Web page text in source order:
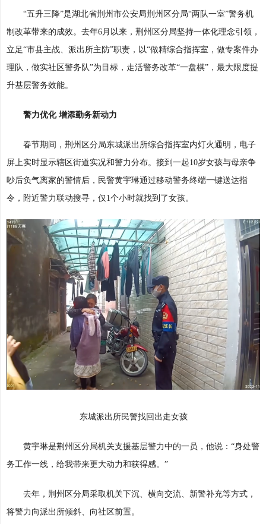
“五升三降”是湖北省荆州市公安局荆州区分局“两队一室”警务机
制改革带来的成效。去年6月以来，荆州区分局坚持一体化理念引领，
立足“市县主战、派出所主防”职责，以“做精综合指挥室，做专案件办
理队，做实社区警务队”为目标，走活警务改革“一盘棋”，最大限度提
升基层警务效能。
警力优化 增添勤务新动力
春节期间，荆州区分局东城派出所综合指挥室内灯火通明，电子
屏上实时显示辖区街道实况和警力分布。接到一起10岁女孩与母亲争
吵后负气离家的警情后，民警黄宇琳通过移动警务终端一键送达指
令，附近警力联动搜寻，仅1个小时就找到了女孩。
东城派出所民警找回出走女孩
黄宇琳是荆州区分局机关支援基层警力中的一员，他说： “身处警
务工作一线，给我带来更大动力和获得感。”
去年，荆州区分局采取机关下沉、横向交流、新警补充等方式，
将警力向派出所倾斜、向社区前置。